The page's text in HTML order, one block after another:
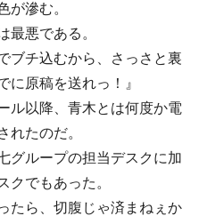
滲む。
悪である。
ブチ込むから、さっさと裏
に原稿を送れっ！』
ル以降、青木とは何度か電
れたのだ。
グループの担当デスクに加
クでもあった。
たら、切腹じゃ済まねぇか